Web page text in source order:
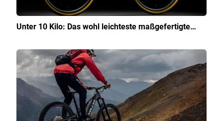
Unter 10 Kilo: Das wohl leichteste maßgefertigte…